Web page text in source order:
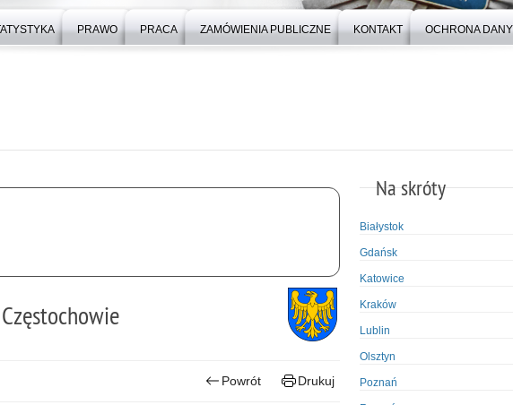
PRAWO PRACA ZAMÓWIENIA PUBLICZNE KONTAKT OCHRONA
Powrót Drukuj
Na skróty
Białystok
Gdańsk
Katowice
Kraków
Lublin
Olsztyn
Poznań